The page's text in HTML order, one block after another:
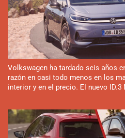
Volkswagen ha tardado seis años
razón en casi todo menos en los
interior y en el precio. El nuevo ID.3